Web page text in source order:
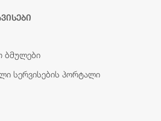
ბმულები
სერვისების პორტალი